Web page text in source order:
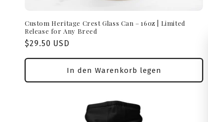
Custom Heritage Crest Glass Can – 16oz | Limited
Release for Any Breed
Normaler
Preis
$29.50 USD
In den Warenkorb legen